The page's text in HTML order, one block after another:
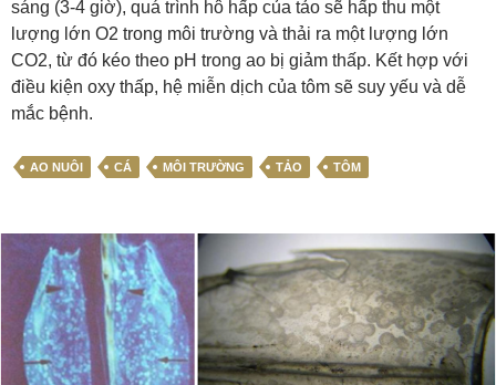
sáng (3-4 giờ), quá trình hô hấp của tảo sẽ hấp thu một
lượng lớn O2 trong môi trường và thải ra một lượng lớn
CO2, từ đó kéo theo pH trong ao bị giảm thấp. Kết hợp với
điều kiện oxy thấp, hệ miễn dịch của tôm sẽ suy yếu và dễ
mắc bệnh.
AO NUÔI CÁ MÔI TRƯỜNG TẢO TÔM